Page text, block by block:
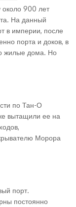
около 900 лет
На данный
в империи, после
порта и доков, в
жилые дома. Но
по Тан-О
вытащили ее на
Морора
порт.
постоянно